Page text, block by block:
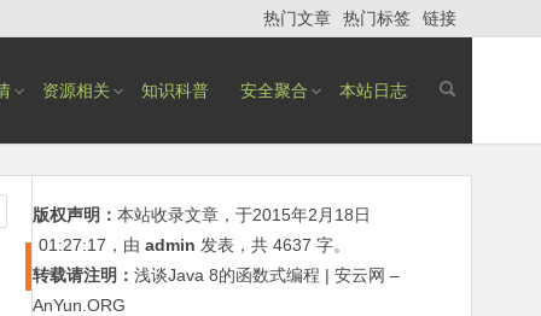
热门文章 热门标签 链接
资源相关 知识科普 安全聚合 本站日志
版权声明： 本站收录文章，于2015年2月18日
01:27:17 ，由 admin 发表，共 4637 字。
转载请注明： 浅谈Java 8的函数式编程 | 安云网 –
AnYun.ORG